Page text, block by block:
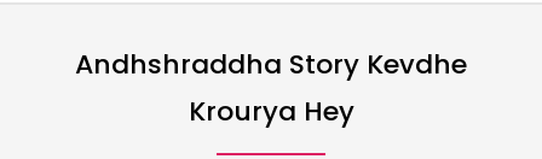
Andhshraddha Story Kevdhe
Krourya Hey